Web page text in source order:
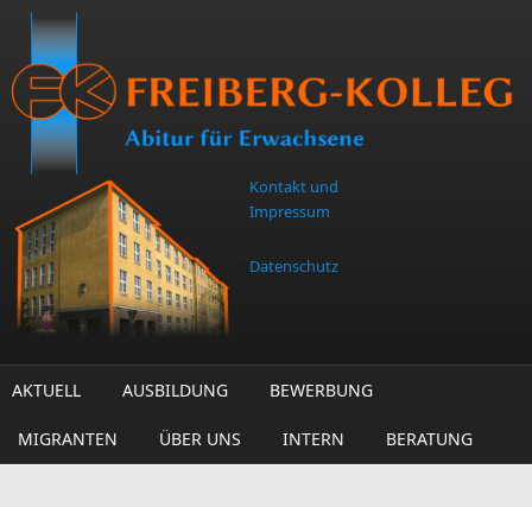
Direkt zum Inhalt
Kontakt und
Impressum
Datenschutz
AKTUELL AUSBILDUNG BEWERBUNG
MIGRANTEN ÜBER UNS INTERN BERATUNG